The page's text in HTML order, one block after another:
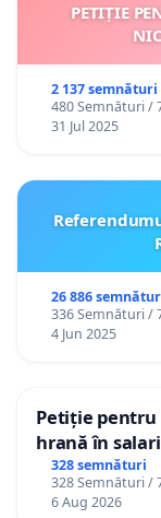
PETIȚIE
2 137 semnături
480 Semnături /
31 Jul 2025
26 886
336 Semnături /
4 Jun 2025
Petiție
hrană în
gradațiilor
personali
328 semnături
328 Semnături /
6 Aug 2026